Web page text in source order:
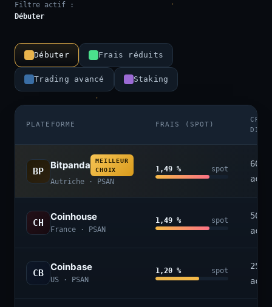
Filtre actif :
Débuter
Débuter Frais réduits
Trading avancé Staking
PLATEFORME FRAIS (SPOT)
BP
Bitpanda
MEILLEUR
CHOIX
Autriche · PSAN
1,49 % spot
600+
CH
Coinhouse
France · PSAN
1,49 % spot
50+
CB
Coinbase
US · PSAN
1,20 % spot
250+